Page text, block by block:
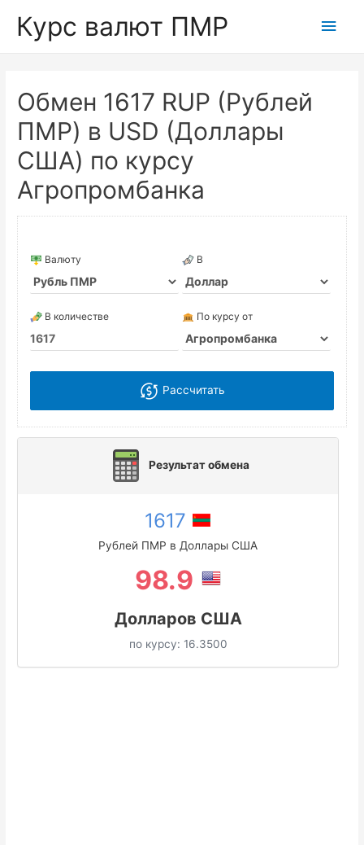
Курс валют ПМР
Обмен 1617 RUP (Рублей
ПМР) в USD (Доллары
США) по курсу
Агропромбанка
Валюту В
В количестве По курсу от
Рассчитать
Результат обмена
1617
Рублей ПМР в Доллары США
98.9
Долларов США
по курсу: 16.3500